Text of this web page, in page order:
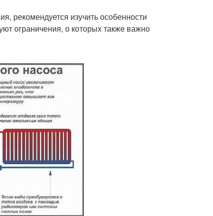
рекомендуется изучить особенности
ограничения, о которых также важно